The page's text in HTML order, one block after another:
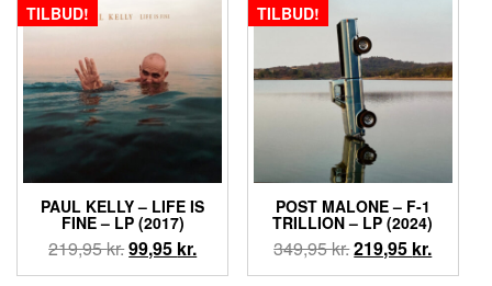
TILBUD!
PAUL KELLY – LIFE IS
FINE – LP (2017)
219,95kr.Den
oprindelige
99,95 kr.Den
aktuelle
TILBUD!
POST MALONE – F-1
TRILLION – LP (2024)
349,95kr.Den
oprindelige
219,95 kr.Den
aktuelle